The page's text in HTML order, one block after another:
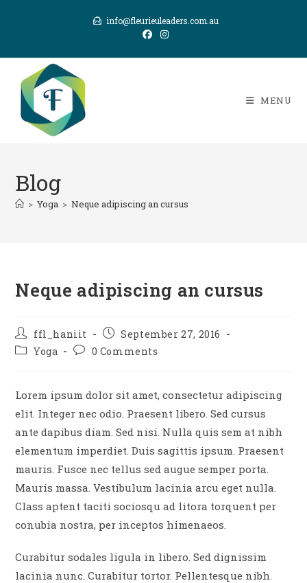
info@fleurieuleaders.com.au
MENU
Blog
> Yoga > Neque adipiscing an cursus
Neque adipiscing an cursus
Post
author:
ffl_haniit
Post
published:
September 27, 2016
PostYoga
Post0 Comments
Lorem ipsum dolor sit amet, consectetur adipiscing
elit. Integer nec odio. Praesent libero. Sed cursus
ante dapibus diam. Sed nisi. Nulla quis sem at nibh
elementum imperdiet. Duis sagittis ipsum. Praesent
mauris. Fusce nec tellus sed augue semper porta.
Mauris massa. Vestibulum lacinia arcu eget nulla.
Class aptent taciti sociosqu ad litora torquent per
conubia nostra, per inceptos himenaeos.
Curabitur sodales ligula in libero. Sed dignissim
lacinia nunc. Curabitur tortor. Pellentesque nibh.